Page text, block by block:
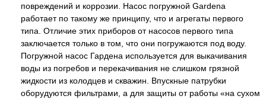
повреждений и коррозии. Насос погружной Gardena
работает по такому же принципу, что и агрегаты первого
типа. Отличие этих приборов от насосов первого типа
заключается только в том, что они погружаются под воду.
Погружной насос Гардена используется для выкачивания
воды из погребов и перекачивания не слишком грязной
жидкости из колодцев и скважин. Впускные патрубки
оборудуются фильтрами, а для защиты от работы «на сухом